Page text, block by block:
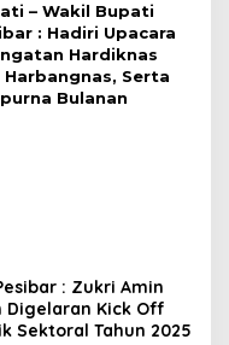
– Wakil Bupati
: Hadiri Upacara
Hardiknas
Harbangnas, Serta
Bulanan
: Zukri Amin
Digelaran Kick Off
Sektoral Tahun 2025